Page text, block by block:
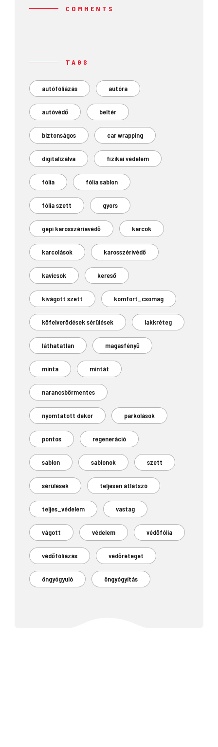
COMMENTS
TAGS
autófóliázás autóra
autóvédő beltér
biztonságos car wrapping
digitalizálva fizikai védelem
fólia fólia sablon
fólia szett gyors
gépi karosszériavédő karcok
karcolások karosszérivédő
kavicsok kereső
kivágott szett komfort_csomag
kőfelverődések sérülések lakkréteg
láthatatlan magasfényű
minta mintát
narancsbőrmentes
nyomtatott dekor parkolások
pontos regeneráció
sablon sablonok szett
sérülések teljesen átlátszó
teljes_védelem vastag
vágott védelem védőfólia
védőfóliázás védőréteget
öngyógyuló öngyógyítás